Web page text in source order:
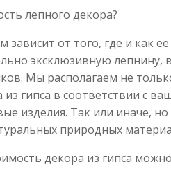
лепного декора?
от того, где и как
эксклюзивную
Мы располагаем не
гипса в соответствии с
изделия. Так или иначе,
природных
декора из гипса